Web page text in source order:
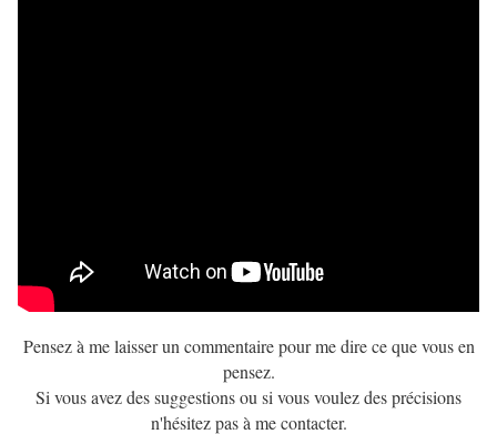
Pensez à me laisser un commentaire pour me dire ce que vous en
pensez.
Si vous avez des suggestions ou si vous voulez des précisions
n'hésitez pas à me contacter.